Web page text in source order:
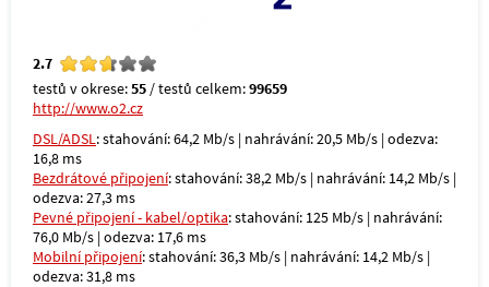
2.7
testů v okrese:55 / testů celkem:99659
http://www.o2.cz
DSL/ADSL: stahování: 64,2 Mb/s | nahrávání: 20,5 Mb/s | odezva:
16,8 ms
Bezdrátové připojení: stahování: 38,2 Mb/s | nahrávání: 14,2 Mb/s |
odezva: 27,3 ms
Pevné připojení - kabel/optika: stahování: 125 Mb/s | nahrávání:
76,0 Mb/s | odezva: 17,6 ms
Mobilní připojení: stahování: 36,3 Mb/s | nahrávání: 14,2 Mb/s |
odezva: 31,8 ms